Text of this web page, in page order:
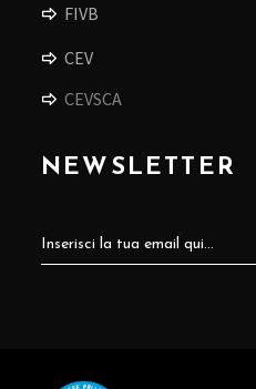
FIVB
CEV
CEVSCA
NEWSLETTER